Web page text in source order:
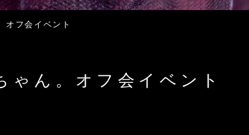
オフ会イベント
ゃん。オフ会イベント